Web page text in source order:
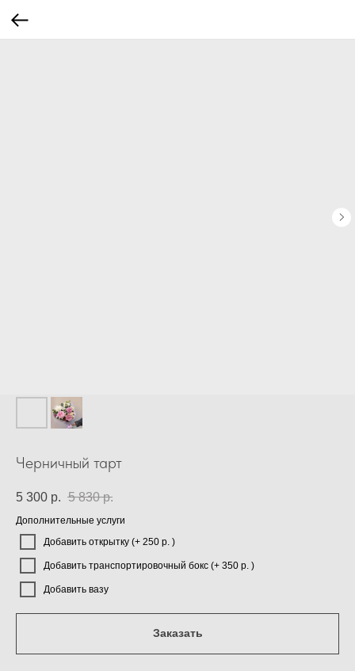
Черничный тарт
5 300 р. 5 830 р.
Дополнительные услуги
Добавить открытку (+ 250 р. )
Добавить транспортировочный бокс (+ 350 р. )
Добавить вазу
Заказать